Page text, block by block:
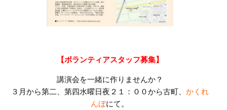
【ボランティアスタッフ募集】
講演会を一緒に作りませんか？
３月から第二、第四水曜日夜２１：００から古町、 かくれ
んぼにて。